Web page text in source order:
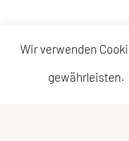
Wir verwenden
gewährleisten.